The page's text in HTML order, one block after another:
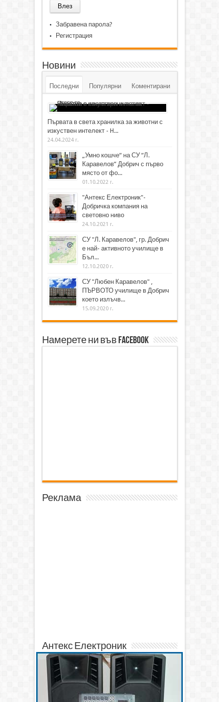
Забравена парола?
Регистрация
Новини
Последни Популярни Коментирани
Първата в света хранилка за животни с
изкуствен интелект - H...
24.04.2024 г.
„Умно кошче“ на СУ “Л.
Каравелов” Добрич с първо
място от фо...
01.10.2022 г.
"Антекс Електроник"-
Добричка компания на
световно ниво
24.10.2021 г.
СУ "Л. Каравелов", гр. Добрич
е най- активното училище в
Бъл...
12.10.2020 г.
СУ "Любен Каравелов" ,
ПЪРВОТО училище в Добрич
което излъчв...
15.09.2020 г.
Намерете ни във Facebook
Реклама
Антекс Електроник